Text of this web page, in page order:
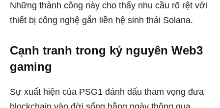
Những thành công này cho thấy nhu cầu rõ rệt với
thiết bị công nghệ gắn liền hệ sinh thái Solana.
Cạnh tranh trong kỷ nguyên Web3
gaming
Sự xuất hiện của PSG1 đánh dấu tham vọng đưa